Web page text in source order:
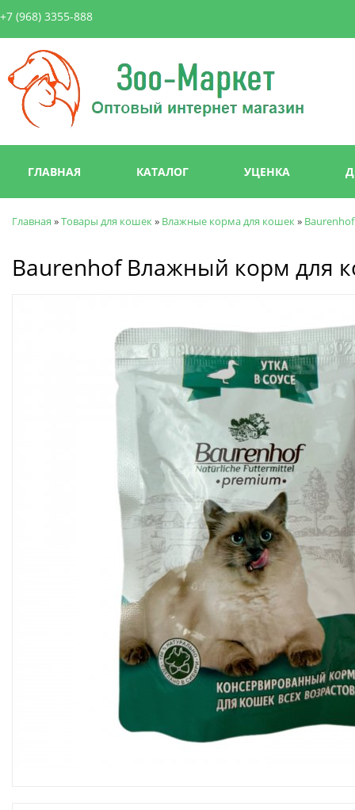
+7 (968) 3355-888
Зоо-
Маркет
Главное меню
ГЛАВНАЯ КАТАЛОГ УЦЕНКА
Главная »Товары для кошек» Влажные корма для кошек»
Baurenhof Влажный корм для